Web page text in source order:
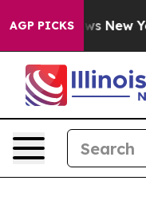
AGP PICKS
News New York...